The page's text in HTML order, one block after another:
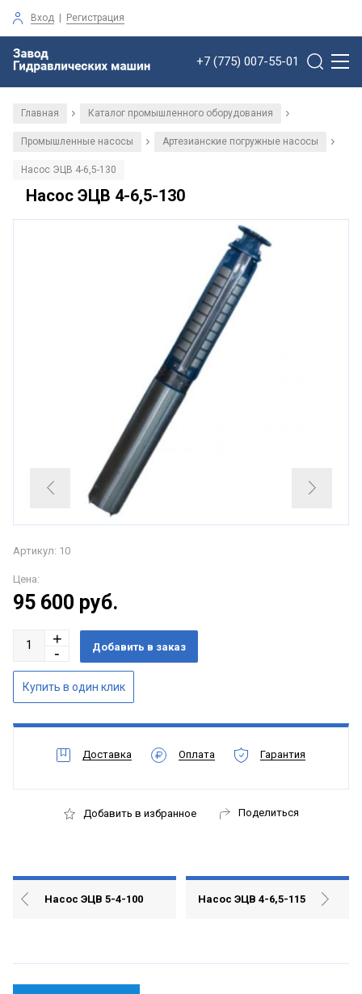
Вход | Регистрация
+7 (775) 007-55-01
Главная / Каталог промышленного оборудования /
Промышленные насосы / Артезианские погружные насосы /
Насос ЭЦВ 4-6,5-130
Насос ЭЦВ 4-6,5-130
Артикул: 10
Цена:
95 600 руб.
Доставка Оплата Гарантия
Добавить в избранное Поделиться
Насос ЭЦВ 5-4-100 Насос ЭЦВ 4-6,5-115